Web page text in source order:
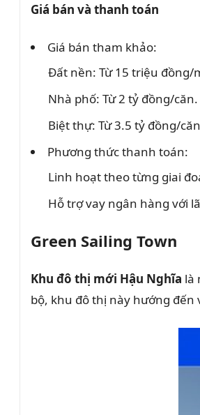
Giá bán và thanh toán
Giá bán tham khảo:
Đất nền: Từ 15 triệu đồng/
Nhà phố: Từ 2 tỷ đồng/căn.
Biệt thự: Từ 3.5 tỷ đồng/
Phương thức thanh toán:
Linh hoạt theo từng giai
Hỗ trợ vay ngân hàng với
Green Sailing Town
Khu đô thị mới Hậu Nghĩa là
bộ, khu đô thị này hướng đến